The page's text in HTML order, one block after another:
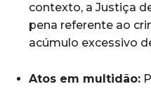
contexto, a Justiça
pena referente ao
acúmulo excessivo
Atos em multidão: